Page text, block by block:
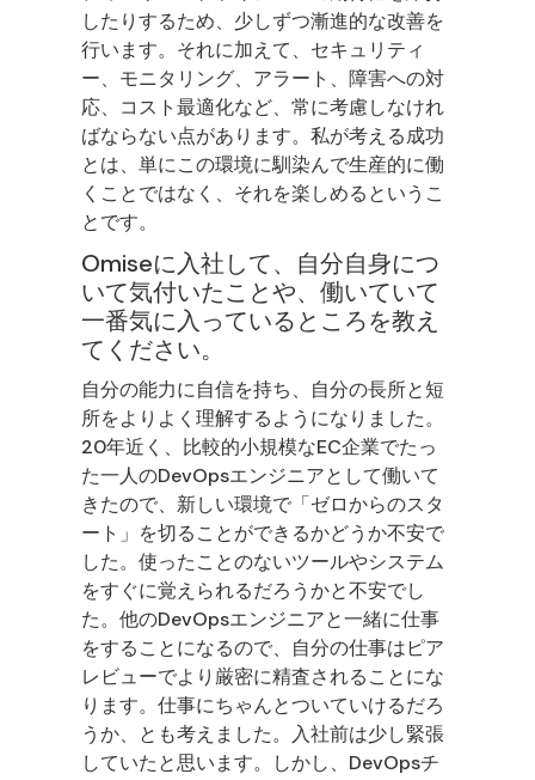
したりするため、少しずつ漸進的な改善を
行います。それに加えて、セキュリティ
ー、モニタリング、アラート、障害への対
応、コスト最適化など、常に考慮しなけれ
ばならない点があります。私が考える成功
とは、単にこの環境に馴染んで生産的に働
くことではなく、それを楽しめるというこ
とです。
Omiseに入社して、自分自身につ
いて気付いたことや、働いていて
一番気に入っているところを教え
てください。
自分の能力に自信を持ち、自分の長所と短
所をよりよく理解するようになりました。
20年近く、比較的小規模なEC企業でたっ
た一人のDevOpsエンジニアとして働いて
きたので、新しい環境で「ゼロからのスタ
ート」を切ることができるかどうか不安で
した。使ったことのないツールやシステム
をすぐに覚えられるだろうかと不安でし
た。他のDevOpsエンジニアと一緒に仕事
をすることになるので、自分の仕事はピア
レビューでより厳密に精査されることにな
ります。仕事にちゃんとついていけるだろ
うか、とも考えました。入社前は少し緊張
していたと思います。しかし、DevOpsチ